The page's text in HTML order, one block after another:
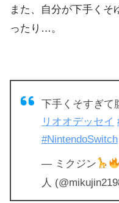
また、自分が下手くそ
ったり…。
下手くそすぎて
リオオデッセイ
#NintendoSwitch
— ミクジン
人